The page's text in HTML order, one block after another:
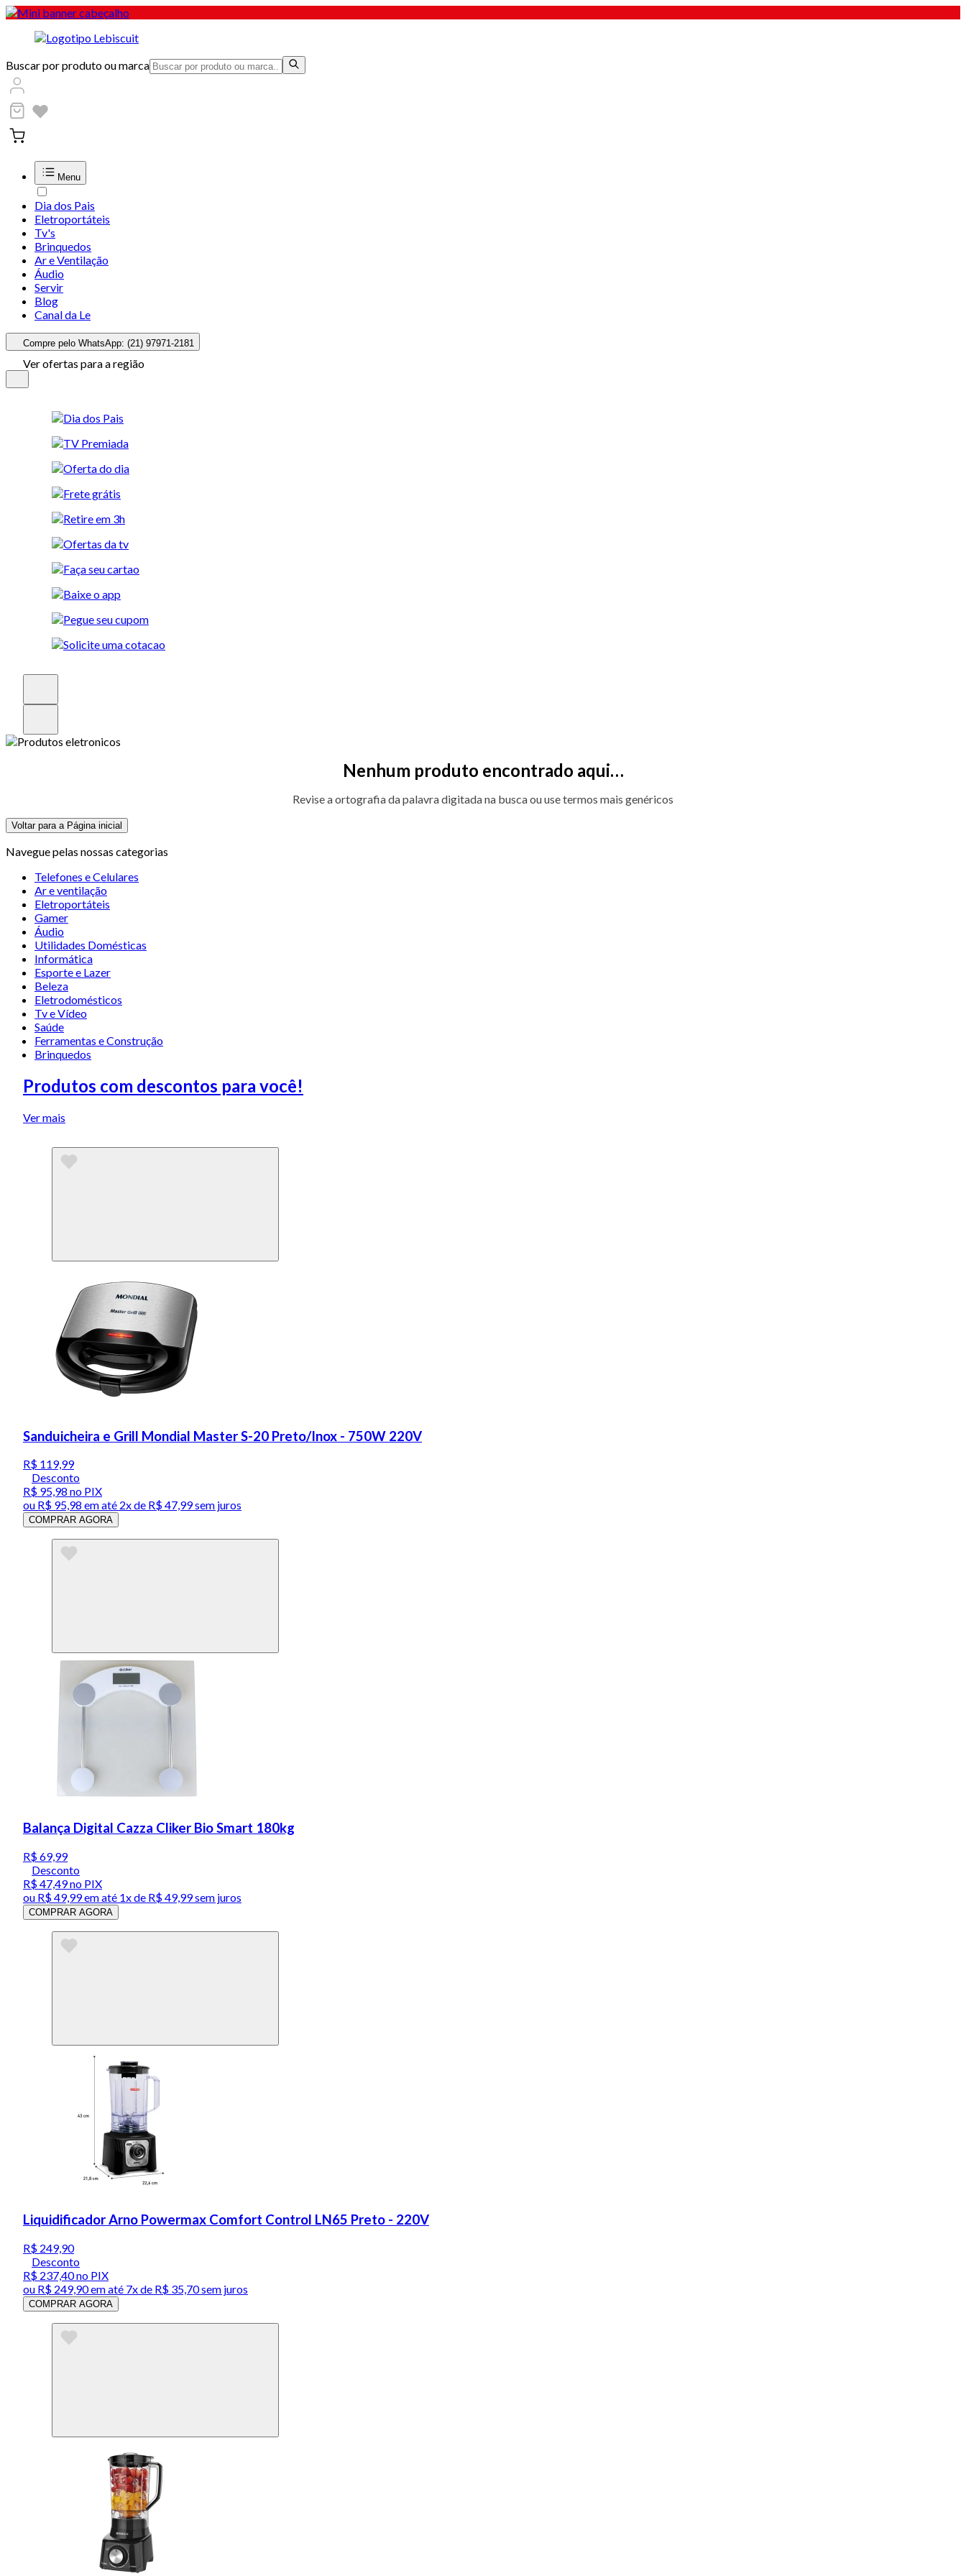
Buscar por produto ou marca
Menu
Dia dos Pais
Eletroportáteis
Tv's
Brinquedos
Ar e Ventilação
Áudio
Servir
Blog
Canal da Le
Compre pelo WhatsApp: (21) 97971-2181
Ver ofertas para a região
Nenhum produto encontrado aqui…
Revise a ortografia da palavra digitada na busca ou use termos mais genéricos
Voltar para a Página inicial
Navegue pelas nossas categorias
Telefones e Celulares
Ar e ventilação
Eletroportáteis
Gamer
Áudio
Utilidades Domésticas
Informática
Esporte e Lazer
Beleza
Eletrodomésticos
Tv e Vídeo
Saúde
Ferramentas e Construção
Brinquedos
Produtos com descontos para você!
Ver mais
Sanduicheira e Grill Mondial Master S-20 Preto/Inox - 750W 220V
R$ 119,99
Desconto
R$ 95,98 no PIX
ou R$ 95,98 em até 2x de R$ 47,99 sem juros
COMPRAR AGORA
Balança Digital Cazza Cliker Bio Smart 180kg
R$ 69,99
Desconto
R$ 47,49no PIX
ou R$ 49,99em até 1x de R$ 49,99sem juros
COMPRAR AGORA
Liquidificador Arno Powermax Comfort Control LN65 Preto - 220V
R$ 249,90
Desconto
R$ 237,40no PIX
ou R$ 249,90em até 7x de R$ 35,70 sem juros
COMPRAR AGORA